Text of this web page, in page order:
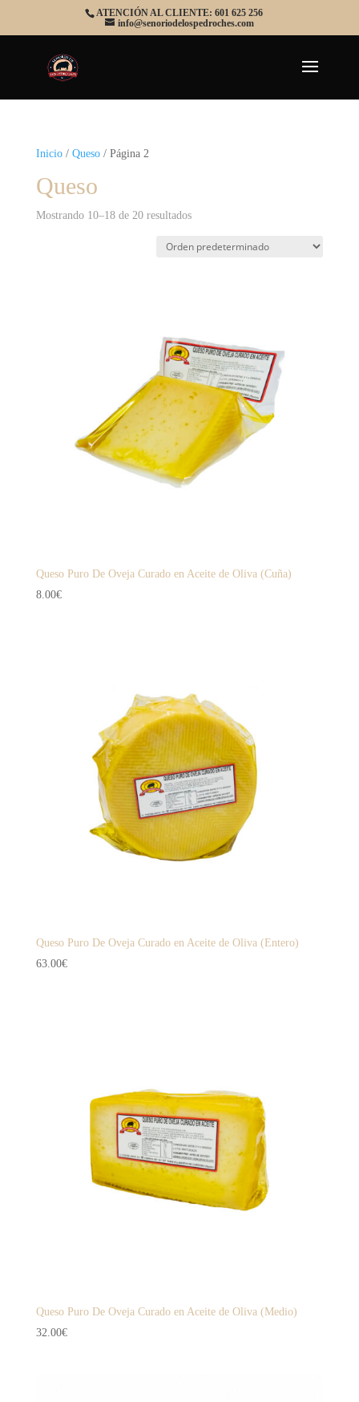
ATENCIÓN AL CLIENTE: 601 625 256
info@senoriodelospedroches.com
Inicio/ Queso/ Página 2
Queso
Mostrando 10–18 de 20 resultados
Queso Puro De Oveja Curado en Aceite de Oliva (Cuña)
8.00€
Queso Puro De Oveja Curado en Aceite de Oliva (Entero)
63.00€
Queso Puro De Oveja Curado en Aceite de Oliva (Medio)
32.00€